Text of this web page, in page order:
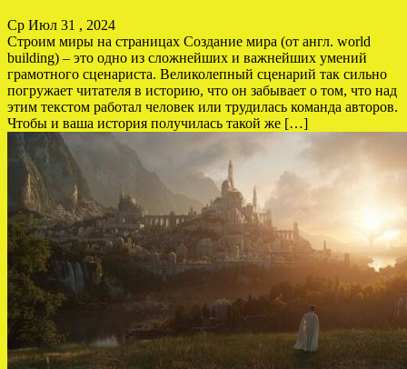
Ср Июл 31 , 2024
Строим миры на страницах Создание мира (от англ. world
building) – это одно из сложнейших и важнейших умений
грамотного сценариста. Великолепный сценарий так сильно
погружает читателя в историю, что он забывает о том, что над
этим текстом работал человек или трудилась команда авторов.
Чтобы и ваша история получилась такой же […]